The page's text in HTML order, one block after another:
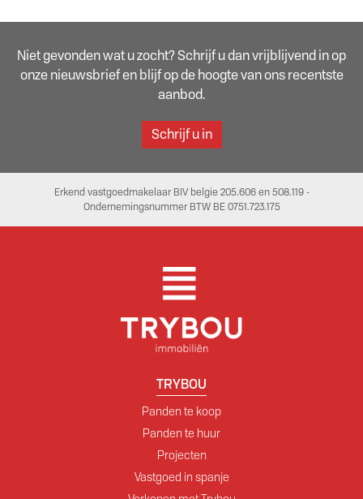
Niet gevonden wat u zocht? Schrijf u dan vrijblijvend in op
onze nieuwsbrief en blijf op de hoogte van ons recentste
aanbod.
Schrijf u in
Erkend vastgoedmakelaar BIV belgie 205.606 en 508.119 -
Ondernemingsnummer BTW BE 0751.723.175
TRYBOU
Panden te koop
Panden te huur
Projecten
Vastgoed in spanje